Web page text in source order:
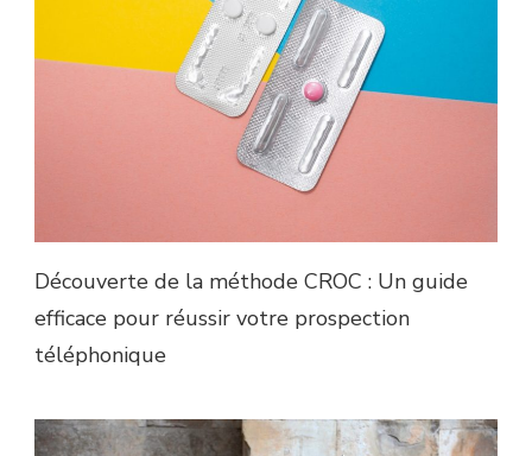
Découverte de la méthode CROC : Un guide
efficace pour réussir votre prospection
téléphonique